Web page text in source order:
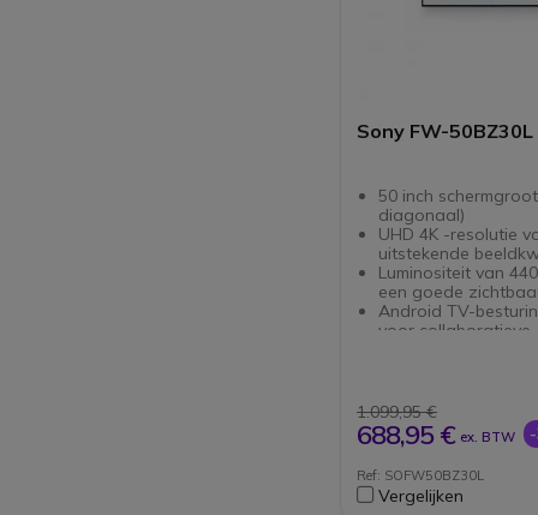
Sony FW-50BZ30L
50 inch
diagonaal)
UHD 4K -resolutie
uitstekende
Luminositeit van
een goede
Android TV-
voor collaboratieve
Mode Pro om de
sommige functies te
HDMI-CEC
een
vergaderruimte
HTML5
1.099,95 €
688,95 € ex. BTW
Ref: SOFW50BZ30L
Vergelijken